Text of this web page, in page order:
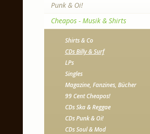
Punk & Oi!
Cheapos - Musik & Shirts
Shirts & Co
CDs Billy & Surf
LPs
Singles
Magazine, Fanzines, Bücher
99 Cent Cheapos!
CDs Ska & Reggae
CDs Punk & Oi!
CDs Soul & Mod